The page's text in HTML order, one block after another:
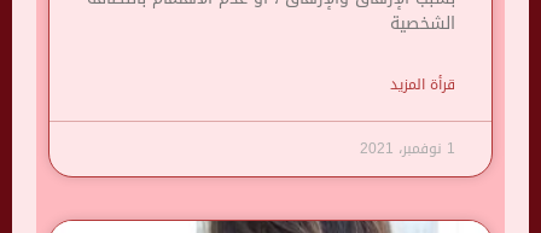
الشخصية
قرأة المزيد
1 نوفمبر، 2021